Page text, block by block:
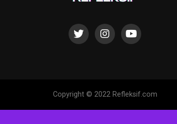
Copyright © 2022 Refleksif.com